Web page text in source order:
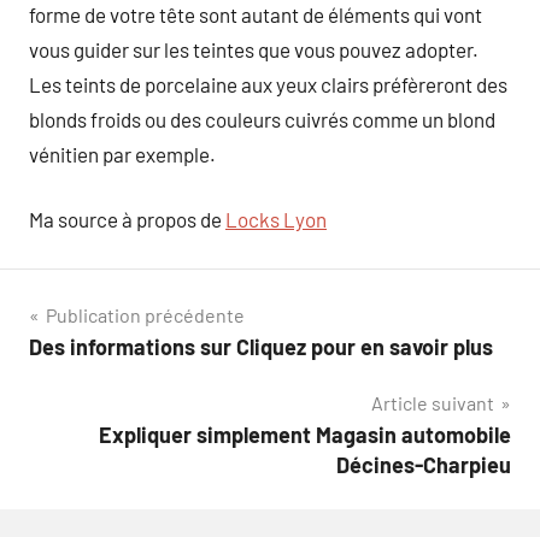
forme de votre tête sont autant de éléments qui vont
vous guider sur les teintes que vous pouvez adopter.
Les teints de porcelaine aux yeux clairs préfèreront des
blonds froids ou des couleurs cuivrés comme un blond
vénitien par exemple.
Ma source à propos de Locks Lyon
Navigation
de
Publication précédente
Des informations sur Cliquez pour en savoir plus
Article suivant
Expliquer simplement Magasin automobile
Décines-Charpieu